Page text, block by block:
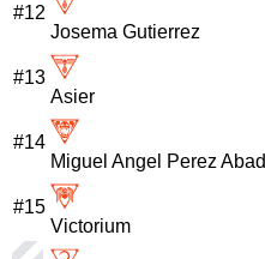
#12
Josema Gutierrez
#13
Asier
#14
Miguel Angel Perez Abad
#15
Victorium